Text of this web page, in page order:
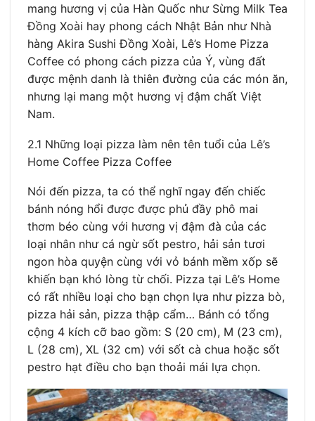
mang hương vị của Hàn Quốc như Sừng Milk Tea
Đồng Xoài hay phong cách Nhật Bản như Nhà
hàng Akira Sushi Đồng Xoài, Lê’s Home Pizza
Coffee có phong cách pizza của Ý, vùng đất
được mệnh danh là thiên đường của các món ăn,
nhưng lại mang một hương vị đậm chất Việt
Nam.
2.1 Những loại pizza làm nên tên tuổi của Lê’s
Home Coffee Pizza Coffee
Nói đến pizza, ta có thể nghĩ ngay đến chiếc
bánh nóng hổi được được phủ đầy phô mai
thơm béo cùng với hương vị đậm đà của các
loại nhân như cá ngừ sốt pestro, hải sản tươi
ngon hòa quyện cùng với vỏ bánh mềm xốp sẽ
khiến bạn khó lòng từ chối. Pizza tại Lê’s Home
có rất nhiều loại cho bạn chọn lựa như pizza bò,
pizza hải sản, pizza thập cẩm… Bánh có tổng
cộng 4 kích cỡ bao gồm: S (20 cm), M (23 cm),
L (28 cm), XL (32 cm) với sốt cà chua hoặc sốt
pestro hạt điều cho bạn thoải mái lựa chọn.